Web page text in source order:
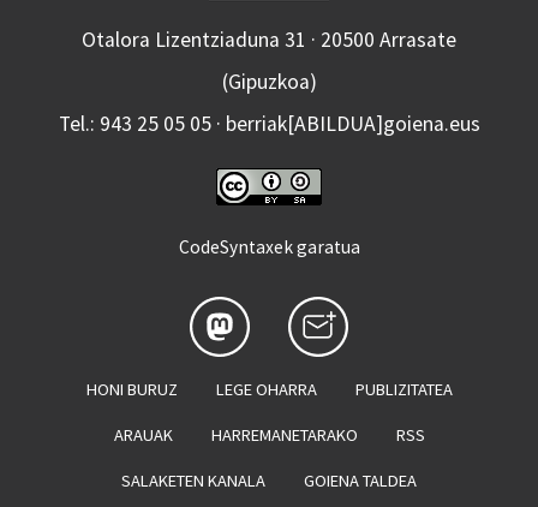
Otalora Lizentziaduna 31 · 20500 Arrasate
(Gipuzkoa)
Tel.: 943 25 05 05 · berriak[ABILDUA]goiena.eus
CodeSyntaxek garatua
HONI BURUZ LEGE OHARRA PUBLIZITATEA
ARAUAK HARREMANETARAKO RSS
SALAKETEN KANALA GOIENA TALDEA